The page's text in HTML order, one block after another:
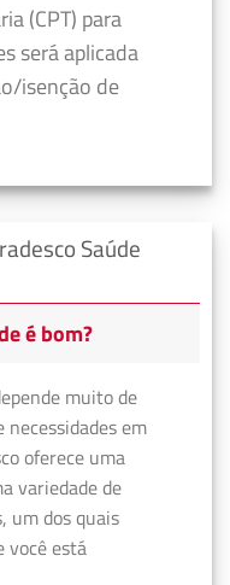
(CPT) para
será aplicada
isenção de
Saúde
é bom?
muito de
em
oferece uma
variedade de
um dos quais
você está